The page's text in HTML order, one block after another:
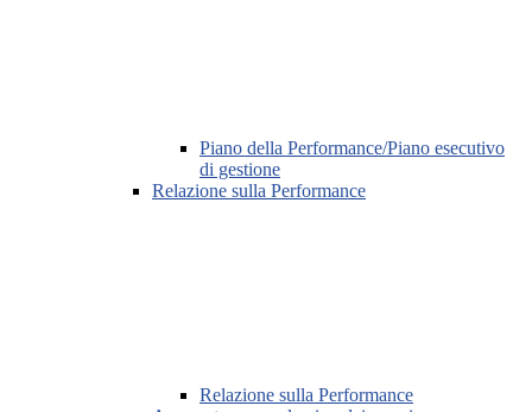
Piano della Performance/Piano esecutivo
di gestione
Relazione sulla Performance
Relazione sulla Performance